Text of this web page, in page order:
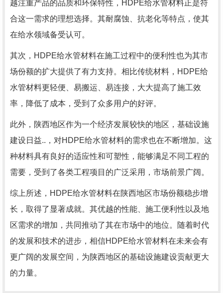
越注重产品的品质和环保特性，HDPE给水管材料正是符
合这一需求的理想选择。其耐腐蚀、抗老化等特点，使其
在给水领域备受认可。
其次，HDPE给水管材料在施工过程中的便利性也为其市
场份额的扩大提供了有力支持。相比传统材料，HDPE给
水管材料更轻便、易搬运、易连接，大大提高了施工效
率，降低了成本，受到了众多用户的好评。
此外，陕西地区作为一个经济发展较快的地区，基础设施
建设日益..，对HDPE给水管材料的需求也在不断增加。这
种材料具有良好的适应性和可塑性，能够满足不同工程的
需要，受到了各类工程项目的广泛采用，市场前景广阔。
综上所述，HDPE给水管材料在陕西地区市场份额稳步增
长，取得了显著成就。其优越的性能、施工便利性以及地
区需求的增加，共同推动了其在市场中的地位。随着时代
的发展和技术的进步，相信HDPE给水管材料在未来会有
更广阔的发展空间，为陕西地区的基础设施建设贡献更大
的力量。